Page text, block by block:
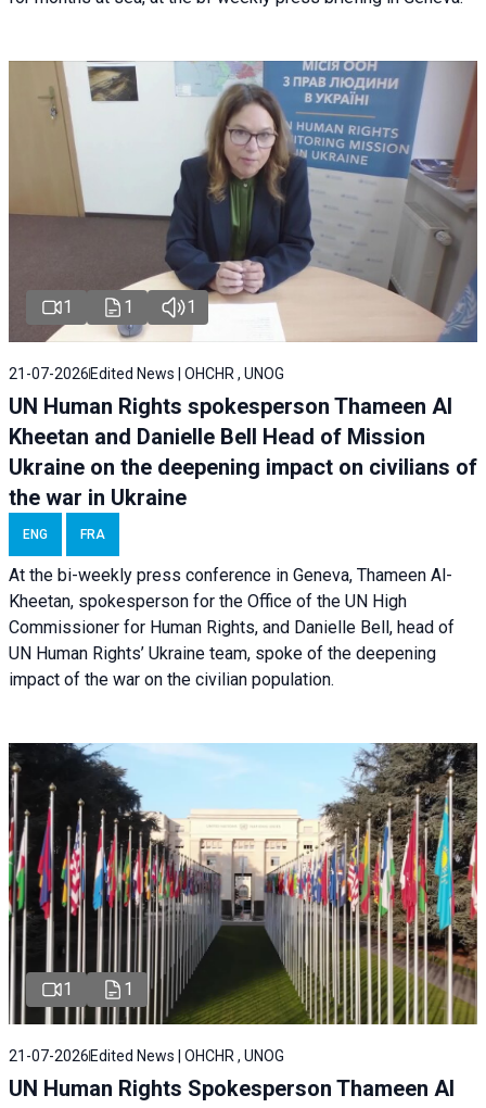
1 1 1
21-07-2026 Edited News | OHCHR , UNOG
UN Human Rights spokesperson Thameen Al
Kheetan and Danielle Bell Head of Mission
Ukraine on the deepening impact on civilians of
the war in Ukraine
ENG FRA
At the bi-weekly press conference in Geneva, Thameen Al-
Kheetan, spokesperson for the Office of the UN High
Commissioner for Human Rights, and Danielle Bell, head of
UN Human Rights’ Ukraine team, spoke of the deepening
impact of the war on the civilian population.
1 1
21-07-2026 Edited News | OHCHR , UNOG
UN Human Rights Spokesperson Thameen Al